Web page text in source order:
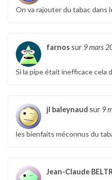
On va rajouter du tabac dans
farnossur 9 mars
Si la pipe était inefficace cela
jl baleynaud sur 9
les bienfaits méconnus du
Jean-Claude